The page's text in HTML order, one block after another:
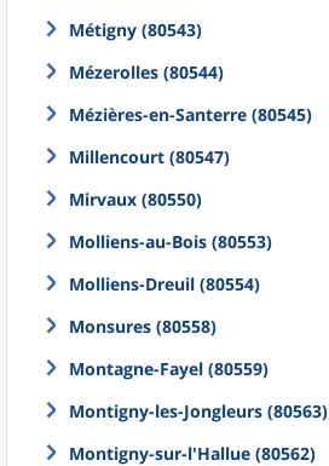
Métigny (80543)
Mézerolles (80544)
Mézières-en-Santerre (80545)
Millencourt (80547)
Mirvaux (80550)
Molliens-au-Bois (80553)
Molliens-Dreuil (80554)
Monsures (80558)
Montagne-Fayel (80559)
Montigny-les-Jongleurs (80563)
Montigny-sur-l'Hallue (80562)